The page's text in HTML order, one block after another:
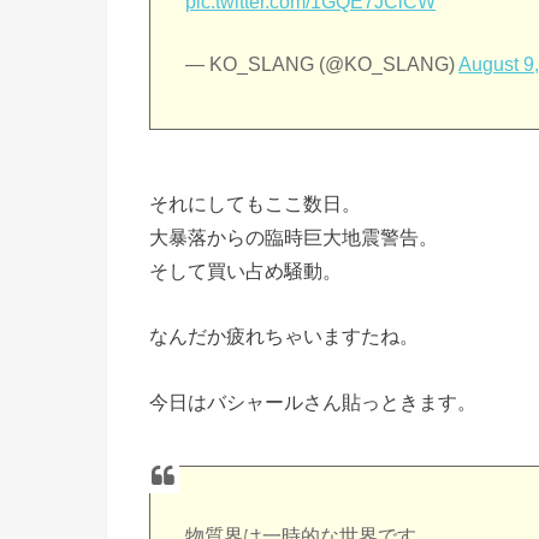
— KO_SLANG (@KO_SLANG)August
それにしてもここ数日。
大暴落からの臨時巨大地震警告。
そして買い占め騒動。
なんだか疲れちゃいますたね。
今日はバシャールさん貼っときます。